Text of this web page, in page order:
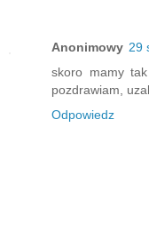
Anonimowy 29
skoro mamy
pozdrawiam,
Odpowiedz